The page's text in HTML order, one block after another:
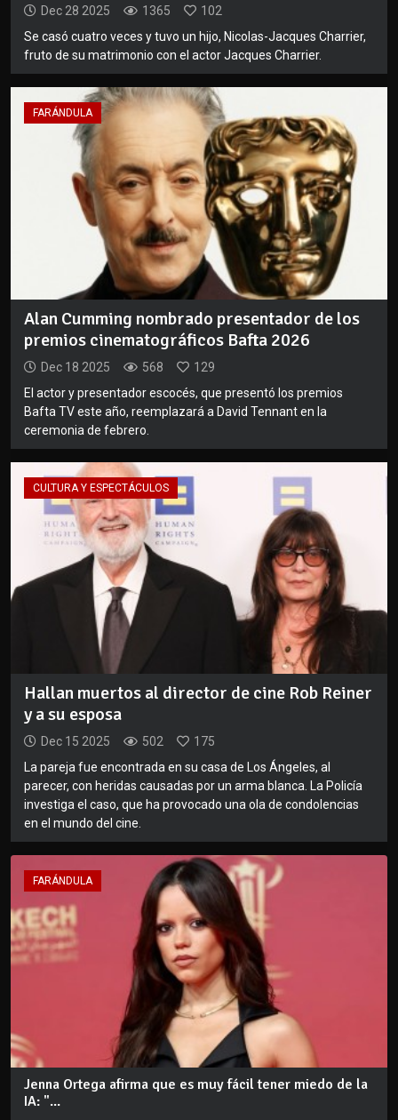
Dec 28 2025 1365
102
Se casó cuatro veces y tuvo un hijo, Nicolas-Jacques Charrier,
fruto de su matrimonio con el actor Jacques Charrier.
FARÁNDULA
Alan Cumming nombrado presentador de los
premios cinematográficos Bafta 2026
Dec 18 2025 568
129
El actor y presentador escocés, que presentó los premios
Bafta TV este año, reemplazará a David Tennant en la
ceremonia de febrero.
CULTURA Y ESPECTÁCULOS
Hallan muertos al director de cine Rob Reiner
y a su esposa
Dec 15 2025 502
175
La pareja fue encontrada en su casa de Los Ángeles, al
parecer, con heridas causadas por un arma blanca. La Policía
investiga el caso, que ha provocado una ola de condolencias
en el mundo del cine.
FARÁNDULA
Jenna Ortega afirma que es muy fácil tener miedo de la
IA: "...